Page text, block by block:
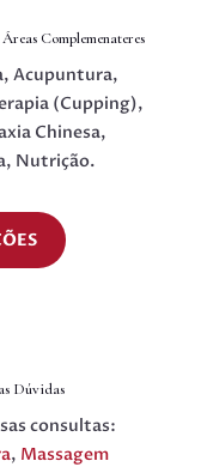
Complemenateres
Acupuntura,
(Cupping),
Chinesa,
Nutrição.
Dúvidas
consultas:
, Massagem